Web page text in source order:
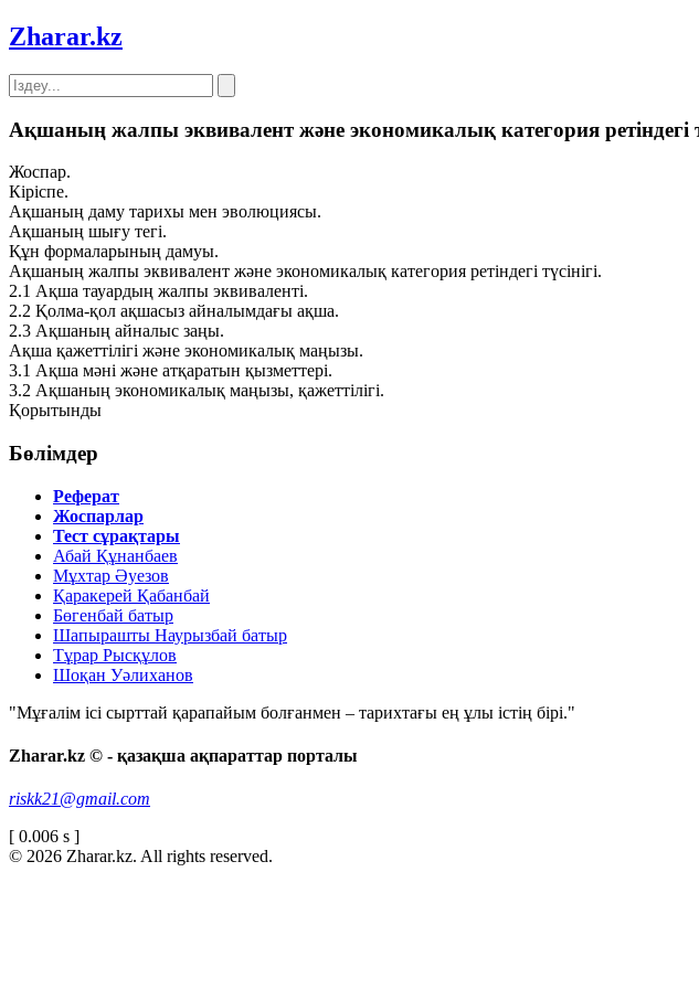
Zharar.kz
Ақшаның жалпы эквивалент және экономикалық категория ретіндегі
Жоспар.
Кіріспе.
Ақшаның даму тарихы мен эволюциясы.
Ақшаның шығу тегі.
Құн формаларының дамуы.
Ақшаның жалпы эквивалент және экономикалық категория ретіндегі түсінігі.
2.1 Ақша тауардың жалпы эквиваленті.
2.2 Қолма-қол ақшасыз айналымдағы ақша.
2.3 Ақшаның айналыс заңы.
Ақша қажеттілігі және экономикалық маңызы.
3.1 Ақша мәні және атқаратын қызметтері.
3.2 Ақшаның экономикалық маңызы, қажеттілігі.
Қорытынды
Бөлімдер
Реферат
Жоспарлар
Тест сұрақтары
Абай Құнанбаев
Мұхтар Әуезов
Қаракерей Қабанбай
Бөгенбай батыр
Шапырашты Наурызбай батыр
Тұрар Рысқұлов
Шоқан Уәлиханов
"Мұғалім ісі сырттай қарапайым болғанмен – тарихтағы ең ұлы істің бірі."
Zharar.kz © - қазақша ақпараттар порталы
riskk21@gmail.com
[ 0.006 s ]
© 2026 Zharar.kz. All rights reserved.